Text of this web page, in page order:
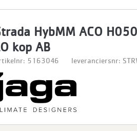
HybMM ACO
kop AB
5163046 leveranciersnr: